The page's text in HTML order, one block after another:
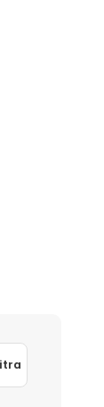
Mitra